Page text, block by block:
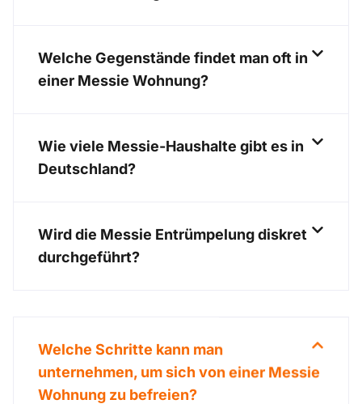
Welche Gegenstände findet man oft in
einer Messie Wohnung?
Wie viele Messie-Haushalte gibt es in
Deutschland?
Wird die Messie Entrümpelung diskret
durchgeführt?
Welche Schritte kann man
unternehmen, um sich von einer Messie
Wohnung zu befreien?